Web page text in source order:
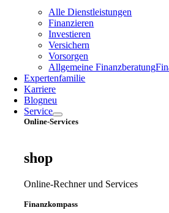
Alle Dienstleistungen
Finanzieren
Investieren
Versichern
Vorsorgen
Allgemeine Finanzberatung
Expertenfamilie
Karriere
Blogneu
Service
Online-Services
shop
Online-Rechner und Services
Finanzkompass